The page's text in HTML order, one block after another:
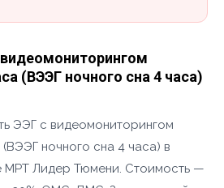
(ВЭЭГ ночного сна 4 часа)
ЭЭГ с видеомониторингом
ночного сна 4 часа) в
МРТ Лидер Тюмени. Стоимость —